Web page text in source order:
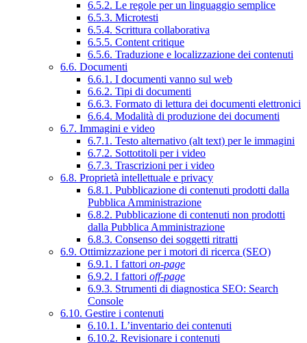
6.5.2. Le regole per un linguaggio semplice
6.5.3. Microtesti
6.5.4. Scrittura collaborativa
6.5.5. Content critique
6.5.6. Traduzione e localizzazione dei contenuti
6.6. Documenti
6.6.1. I documenti vanno sul web
6.6.2. Tipi di documenti
6.6.3. Formato di lettura dei documenti elettronici
6.6.4. Modalità di produzione dei documenti
6.7. Immagini e video
6.7.1. Testo alternativo (alt text) per le immagini
6.7.2. Sottotitoli per i video
6.7.3. Trascrizioni per i video
6.8. Proprietà intellettuale e privacy
6.8.1. Pubblicazione di contenuti prodotti dalla
Pubblica Amministrazione
6.8.2. Pubblicazione di contenuti non prodotti
dalla Pubblica Amministrazione
6.8.3. Consenso dei soggetti ritratti
6.9. Ottimizzazione per i motori di ricerca (SEO)
6.9.1. I fattori on-page
6.9.2. I fattori off-page
6.9.3. Strumenti di diagnostica SEO: Search
Console
6.10. Gestire i contenuti
6.10.1. L’inventario dei contenuti
6.10.2. Revisionare i contenuti